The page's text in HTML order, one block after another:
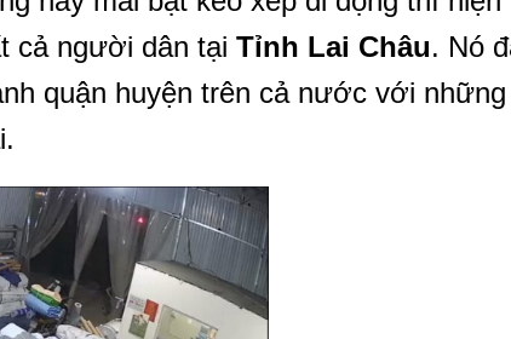
cả người dân tại Tỉnh Lai Châu. Nó
quận huyện trên cả nước với những